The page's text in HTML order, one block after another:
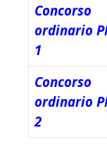
Concorso
ordinario
1
Concorso
ordinario
2